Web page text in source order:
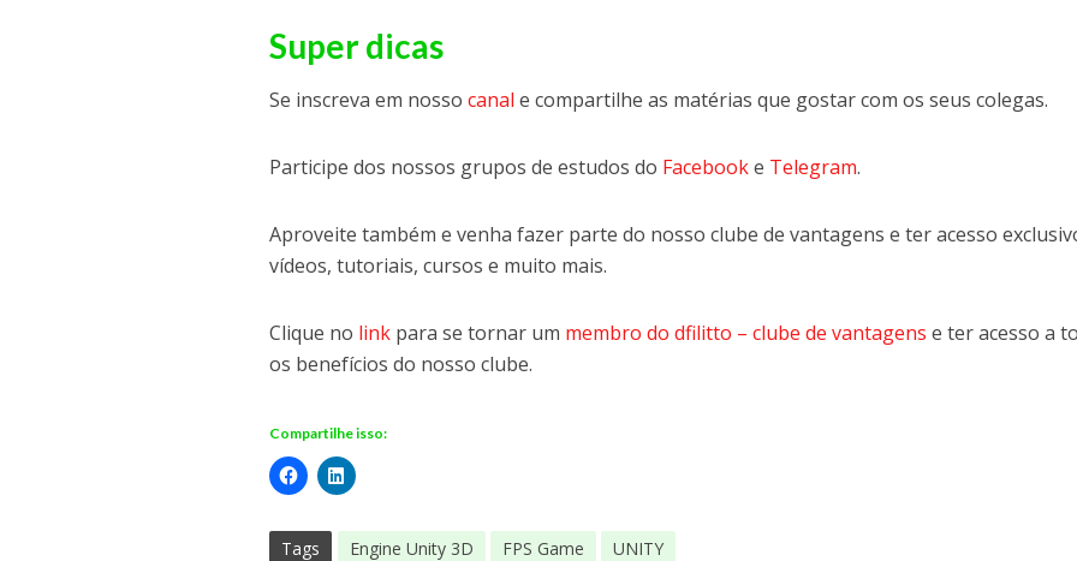
Super dicas
Se inscreva em nossocanal e compartilhe as matérias que gostar com os seus colegas.
Participe dos nossos grupos de estudos do Facebooke Telegram.
Aproveite também e venha fazer parte do nosso clube de vantagens e ter acesso
vídeos, tutoriais, cursos e muito mais.
Clique no link para se tornar um membro do dfilitto – clube de vantagens e ter acesso a
os benefícios do nosso clube.
Compartilhe isso:
Tags Engine Unity 3D FPS Game UNITY